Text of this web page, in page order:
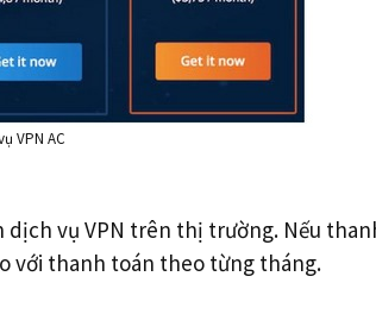
VPN AC
dịch vụ VPN trên thị trường. Nếu
với thanh toán theo từng tháng.